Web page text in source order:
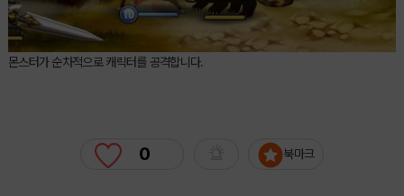
몬스터가 순차적으로 캐릭터를 공격합니다.
0 북마크